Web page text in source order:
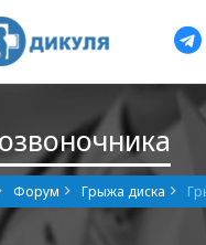
Форум Грыжа диска